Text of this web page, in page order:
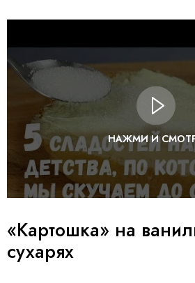
НАЖМИ И
«Картошка» на
сухарях